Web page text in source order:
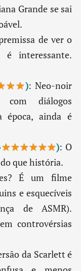
Grande se sai
de ver o
é interessante.
): Neo-noir
com diálogos
época, ainda é
★★★★★★): O
que história.
É um filme
e esquecíveis
de ASMR).
controvérsias
da Scarlett é